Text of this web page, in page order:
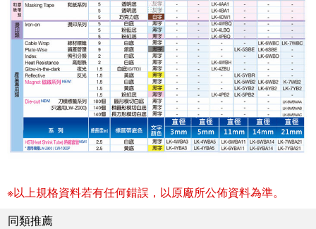
※以上規格資料若有任何錯誤，以原廠所公佈資料為準。
同類推薦